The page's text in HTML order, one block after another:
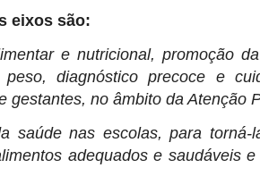
eixos são:
e nutricional, promoção
peso, diagnóstico precoce e
gestantes, no âmbito da Atenção
saúde nas escolas, para
adequados e saudáveis